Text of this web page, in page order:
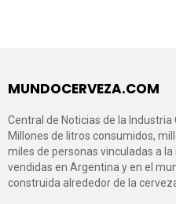
MUNDOCERVEZA.COM
Central de Noticias de la Industria
Millones de litros consumidos,
miles de personas vinculadas a
vendidas en Argentina y en el
construida alrededor de la